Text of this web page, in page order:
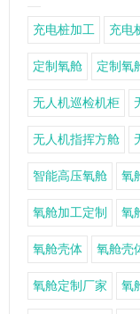
充电桩加工 充电
定制氧舱 定制氧
无人机巡检机柜
无人机指挥方舱
智能高压氧舱 氧
氧舱加工定制 氧
氧舱壳体 氧舱壳
氧舱定制厂家 氧